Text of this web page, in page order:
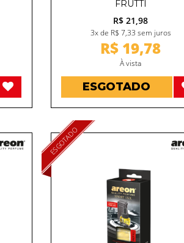
FRUTTI
R$ 21,98
3x de R$ 7,33 sem juros
R$ 19,78
À vista
ESGOTADO
ESGOTADO